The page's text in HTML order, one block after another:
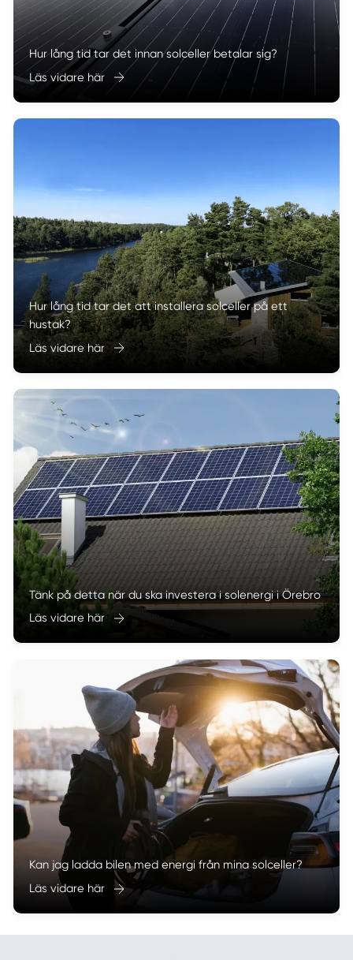
Hur lång tid tar det innan solceller betalar sig?
Läs vidare här
Hur lång tid tar det att installera solceller på ett
hustak?
Läs vidare här
Tänk på detta när du ska investera i solenergi i Örebro
Läs vidare här
Kan jag ladda bilen med energi från mina solceller?
Läs vidare här